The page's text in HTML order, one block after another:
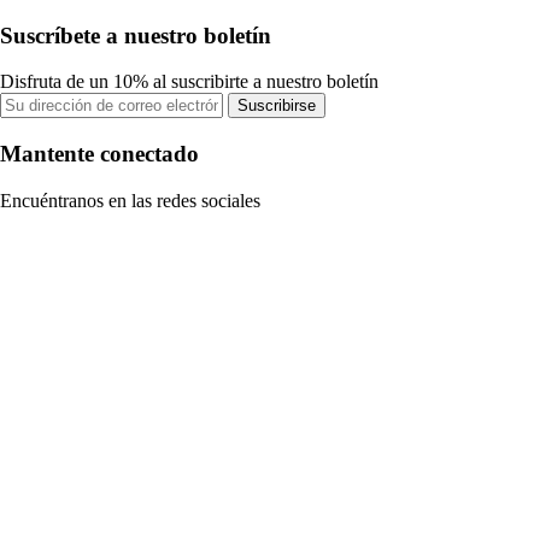
Suscríbete a nuestro boletín
Disfruta de un 10% al suscribirte a nuestro boletín
Suscribirse
Mantente conectado
Encuéntranos en las redes sociales